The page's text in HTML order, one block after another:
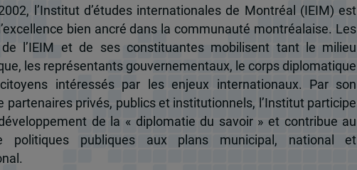
l’Institut d’études internationales de Montréal (IEIM) est
bien ancré dans la communauté montréalaise. Les
l’IEIM et de ses constituantes mobilisent tant le milieu
les représentants gouvernementaux, le corps diplomatique
intéressés par les enjeux internationaux. Par son
partenaires privés, publics et institutionnels, l’Institut participe
de la « diplomatie du savoir » et contribue au
politiques publiques aux plans municipal, national et